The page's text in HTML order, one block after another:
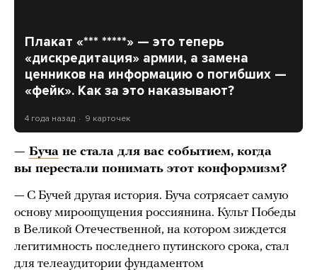
Плакат «*** *****» — это теперь
«дискредитация» армии, а замена
ценников на информацию о погибших —
«фейк». Как за это наказывают?
4 года назад 9 карточек
— Буча не стала для вас событием, когда
вы перестали понимать этот конформизм?
— С Бучей другая история. Буча сотрясает самую
основу мироощущения россиянина. Культ Победы
в Великой Отечественной, на котором зиждется
легитимность последнего путинского срока, стал
для телеаудитории фундаментом